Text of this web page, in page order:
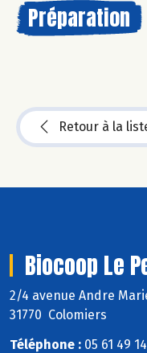
Préparation
Retour à la
Biocoop Le
2/4 avenue Andre
31770 Colomiers
Téléphone : 05 61 49